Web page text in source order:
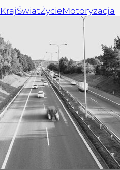
KrajŚwiatŻycieMotoryzacja